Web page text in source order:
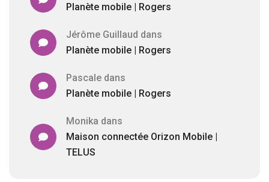
Planète mobile | Rogers
Jérôme Guillaud dans
Planète mobile | Rogers
Pascaledans
Planète mobile | Rogers
Monika dans
Maison connectée Orizon Mobile |
TELUS